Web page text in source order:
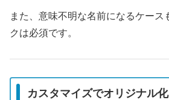
また、意味不明な名前になるケース
クは必須です。
カスタマイズでオリジナル化